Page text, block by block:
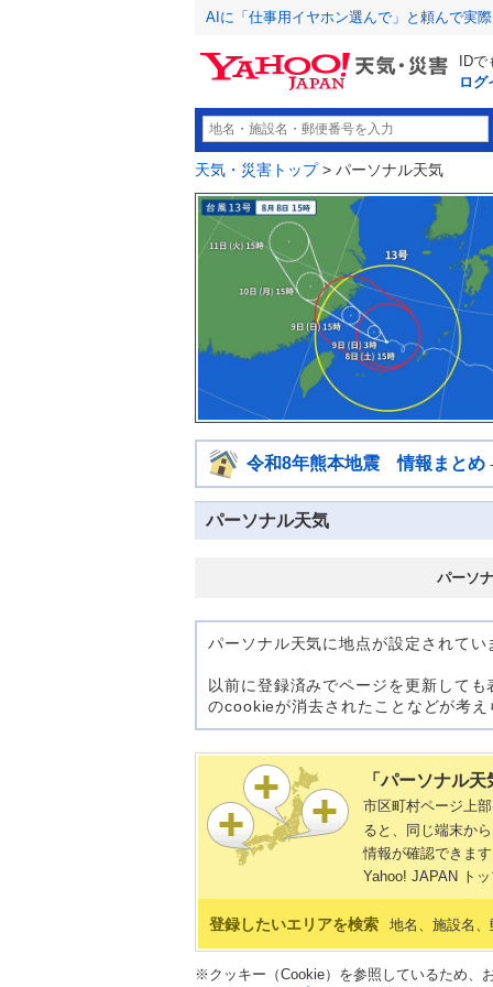
AIに「仕事用イヤホン選んで」と頼んで実
ID
ログ
天気・災害トップ> パーソナル天気
令和8年熊本地震 情報まとめ -
パーソナル天気
パーソ
パーソナル天気に地点が設定されてい
以前に登録済みでページを更新して
のcookieが消去されたことなどが考え
「パーソナル
市区町村ページ上
ると、同じ端末か
情報が確認できます
Yahoo! JAPAN ト
登録したいエリアを検索 地名、施設名
※クッキー（Cookie）を参照しているため、